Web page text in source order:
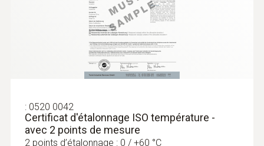
: 0520 0042
Certificat d'étalonnage ISO température -
avec 2 points de mesure
2 points d’étalonnage : 0 / +60 °C